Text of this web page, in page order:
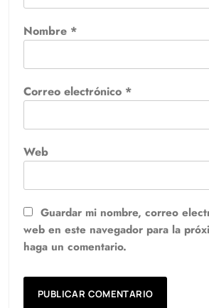
Nombre *
Correo electrónico *
Web
Guardar mi nombre, correo
web en este navegador para la
haga un comentario.